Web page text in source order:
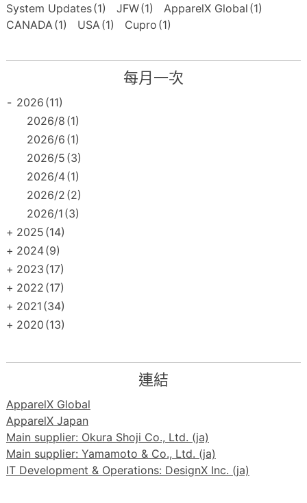
System Updates(1) JFW(1) ApparelX Global (1)
CANADA(1) USA(1) Cupro (1)
每月一次
- 2026 (11)
2026/8 (1)
2026/6 (1)
2026/5 (3)
2026/4(1)
2026/2 (2)
2026/1 (3)
+ 2025 (14)
+ 2024(9)
+ 2023 (17)
+ 2022 (17)
+ 2021 (34)
+ 2020 (13)
連結
ApparelX Global
ApparelX Japan
Main supplier: Okura Shoji Co., Ltd. (ja)
Main supplier: Yamamoto & Co., Ltd. (ja)
IT Development & Operations: DesignX Inc. (ja)